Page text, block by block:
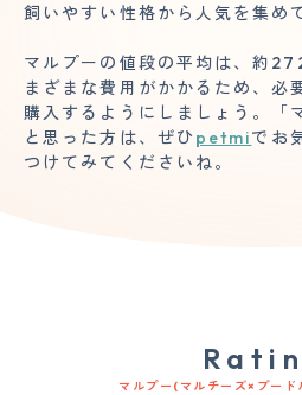
飼いやすい性格から人気を集め
マルプーの値段の平均は、約
まざまな費用がかかるため、必
購入するようにしましょう。「
と思った方は、ぜひ petmiでお
つけてみてくださいね。
マルプー(マルチーズ×プード